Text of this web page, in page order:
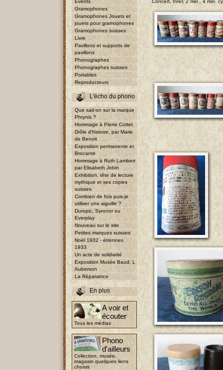
Events
Gramophones
Gramophones Jouets et
jouets pour gramophones
Gramophones suisses
Livre
Pavillons et supports de
pavillons
Phonographes
Phonographes suisses
Portables
Reproducteurs
L'écho du phono
Que sait-on sur la marque
Phrynis ?
Hommage à Pierre Cottet
Drôle d'histoire, par Marie
de Benoit
Exposition permanente et
Brocante
Hommage à Ruth Lambert
par Elisabeth Jobin
Exhibition, tête de lecture
mythique et ses copies
suisses
Combien de fois puis-je
utiliser une aiguille ?
Duropic, Syronor ou
Everplay
Nouveau sur le site
Petites marques suisses
Noël 1932 - étrennes
1933
Un acte de solidarité
Exposition Musée Baud, L
Auberson
La Réparatrice
En plus
A voir et
écouter
Tous les médias
Phono
d'ailleurs
Collection, musée,
magasin quelques liens
choisis
Concert, Inter, 2 min., 4 min.